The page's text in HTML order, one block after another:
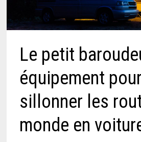
Le petit
équipement pour
sillonner les
monde en